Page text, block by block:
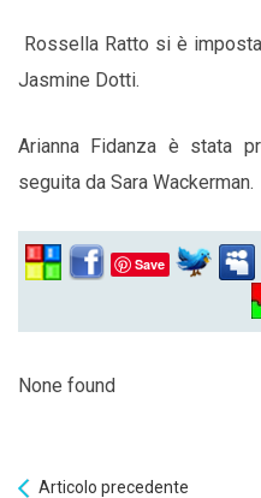
Rossella Ratto si è
Jasmine Dotti.
Arianna Fidanza è stata
seguita da Sara Wackerman.
Save
None found
Articolo precedente